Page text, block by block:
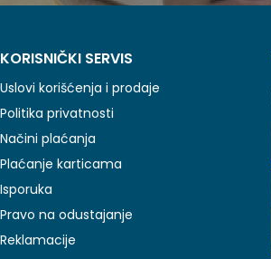
KORISNIČKI SERVIS
Uslovi korišćenja i prodaje
Politika privatnosti
Načini plaćanja
Plaćanje karticama
Isporuka
Pravo na odustajanje
Reklamacije